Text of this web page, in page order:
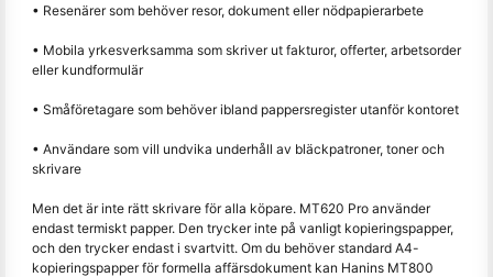
• Resenärer som behöver resor, dokument eller nödpapierarbete
• Mobila yrkesverksamma som skriver ut fakturor, offerter, arbetsorder
eller kundformulär
• Småföretagare som behöver ibland pappersregister utanför kontoret
• Användare som vill undvika underhåll av bläckpatroner, toner och
skrivare
Men det är inte rätt skrivare för alla köpare. MT620 Pro använder
endast termiskt papper. Den trycker inte på vanligt kopieringspapper,
och den trycker endast i svartvitt. Om du behöver standard A4-
kopieringspapper för formella affärsdokument kan Hanins MT800